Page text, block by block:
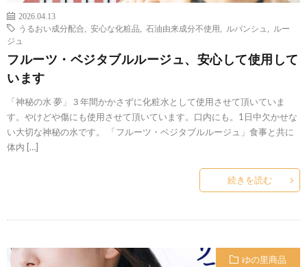
2026.04.13
うるおい成分配合
安心な化粧品 石油由来成分不使用 ルバンシュ
ルー
ジュ
フルーツ・ベジタブルルージュ、安心して使用して
います
「神秘の水 夢」３年間かかさずに化粧水として使用させて頂いていま
す。やけどや傷にも使用させて頂いています。口内にも。1日中欠かせな
い大切な神秘の水です。 「フルーツ・ベジタブルルージュ」食事と共に
体内 […]
続きを読む
ゆの里商品